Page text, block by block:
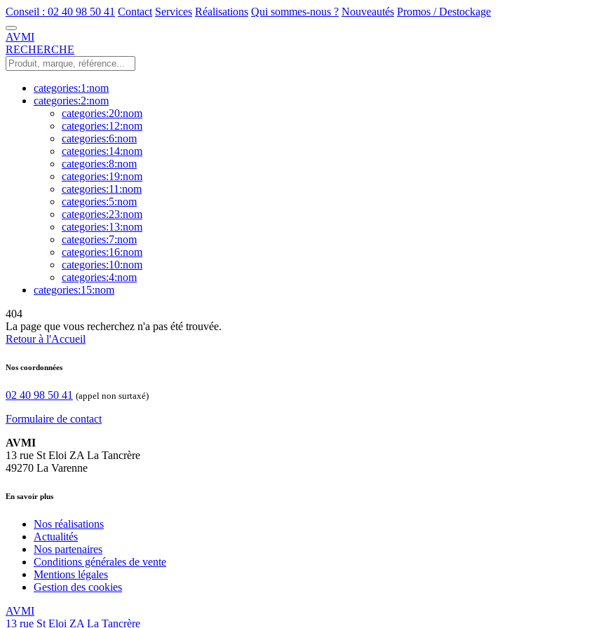
Conseil : 02 40 98 50 41 Contact Services Réalisations Qui sommes-nous ? Nouveautés Promos / Destockage
AVMI
RECHERCHE
categories:1:nom
categories:2:nom
categories:20:nom
categories:12:nom
categories:6:nom
categories:14:nom
categories:8:nom
categories:19:nom
categories:11:nom
categories:5:nom
categories:23:nom
categories:13:nom
categories:7:nom
categories:16:nom
categories:10:nom
categories:4:nom
categories:15:nom
404
La page que vous recherchez n'a pas été trouvée.
Retour à l'Accueil
Nos coordonnées
02 40 98 50 41 (appel non surtaxé)
Formulaire de contact
AVMI
13 rue St Eloi ZA La Tancrère
49270 La Varenne
En savoir plus
Nos réalisations
Actualités
Nos partenaires
Conditions générales de vente
Mentions légales
Gestion des cookies
AVMI
13 rue St Eloi ZA La Tancrère